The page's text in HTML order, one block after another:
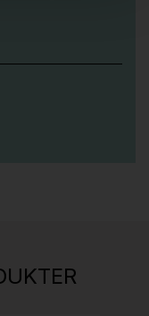
H05 5600 Swingback-armlene Mørk